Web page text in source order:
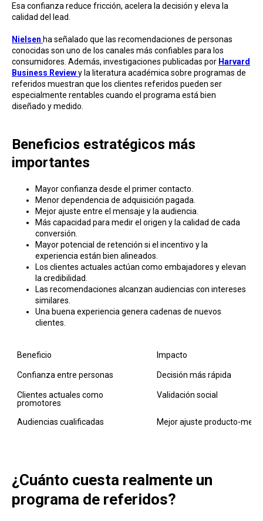
Esa confianza reduce fricción, acelera la decisión y eleva la
calidad del lead.
Nielsen ha señalado que las recomendaciones de personas
conocidas son uno de los canales más confiables para los
consumidores. Además, investigaciones publicadas por Harvard
Business Reviewy la literatura académica sobre programas de
referidos muestran que los clientes referidos pueden ser
especialmente rentables cuando el programa está bien
diseñado y medido.
Beneficios estratégicos más
importantes
Mayor confianza desde el primer contacto.
Menor dependencia de adquisición pagada.
Mejor ajuste entre el mensaje y la audiencia.
Más capacidad para medir el origen y la calidad de cada
conversión.
Mayor potencial de retención si el incentivo y la
experiencia están bien alineados.
Los clientes actuales actúan como embajadores y elevan
la credibilidad.
Las recomendaciones alcanzan audiencias con intereses
similares.
Una buena experiencia genera cadenas de nuevos
clientes.
Beneficio Impacto
Confianza entre personas Decisión más rápida
Clientes actuales como
promotores
Validación social
Audiencias cualificadas Mejor ajuste producto-
¿Cuánto cuesta realmente un
programa de referidos?